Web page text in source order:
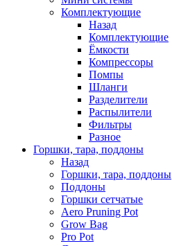
Комплектующие
Назад
Комплектующие
Ёмкости
Компрессоры
Помпы
Шланги
Разделители
Распылители
Фильтры
Разное
Горшки, тара, поддоны
Назад
Горшки, тара, поддоны
Поддоны
Горшки сетчатые
Aero Pruning Pot
Grow Bag
Pro Pot